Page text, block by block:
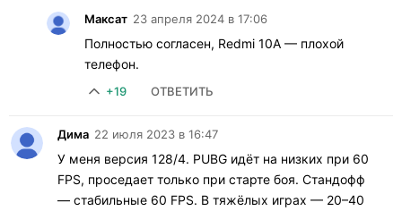
Максат 23 апреля 2024 в 17:06
Полностью согласен, Redmi 10A — плохой
телефон.
+19 ОТВЕТИТЬ
Дима 22 июля 2023 в 16:47
У меня версия 128/4. PUBG идёт на низких при 60
FPS, проседает только при старте боя. Стандофф
— стабильные 60 FPS. В тяжёлых играх — 20–40